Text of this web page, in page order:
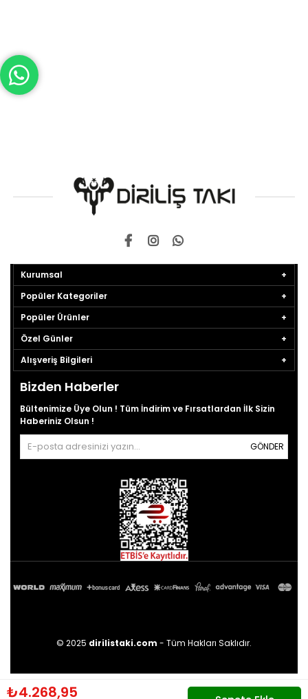
₺4.268,95
Kurumsal
Popüler Kategoriler
Popüler Ürünler
Özel Günler
Alışveriş Bilgileri
Bizden Haberler
Bültenimize Üye Olun ! Tüm İndirim ve Fırsatlardan İlk Sizin
Haberiniz Olsun !
GÖNDER
© 2025 dirilistaki.com - Tüm Hakları Saklıdır.